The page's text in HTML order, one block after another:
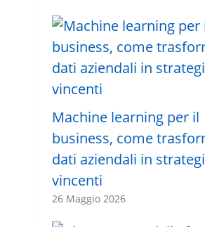
Machine learning per il
business, come
dati aziendali in
vincenti
26 Maggio 2026